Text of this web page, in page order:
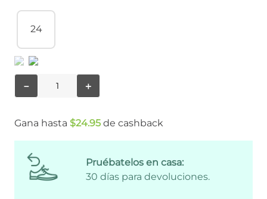
24
＋
－
Gana hasta $24.95 de cashback
Pruébatelos en casa:
30 días para devoluciones.